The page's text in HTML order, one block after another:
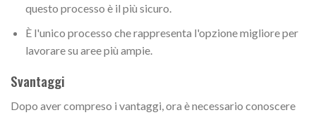
questo processo è il più sicuro.
È l'unico processo che rappresenta l'opzione migliore per
lavorare su aree più ampie.
Svantaggi
Dopo aver compreso i vantaggi, ora è necessario conoscere